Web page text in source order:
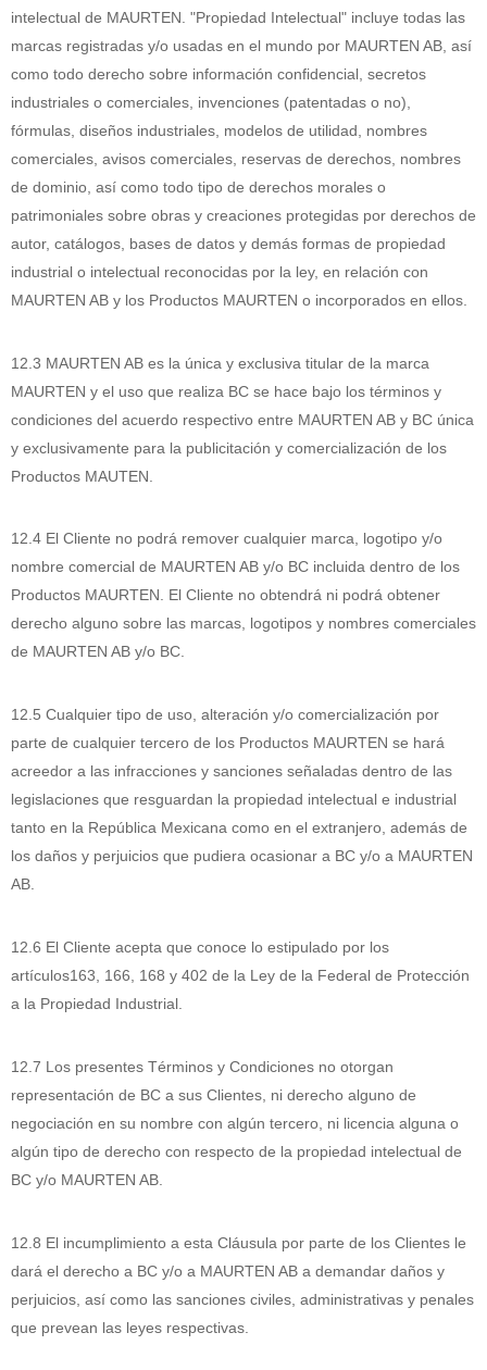
intelectual de MAURTEN. "Propiedad Intelectual" incluye todas las
marcas registradas y/o usadas en el mundo por MAURTEN AB, así
como todo derecho sobre información confidencial, secretos
industriales o comerciales, invenciones (patentadas o no),
fórmulas, diseños industriales, modelos de utilidad, nombres
comerciales, avisos comerciales, reservas de derechos, nombres
de dominio, así como todo tipo de derechos morales o
patrimoniales sobre obras y creaciones protegidas por derechos de
autor, catálogos, bases de datos y demás formas de propiedad
industrial o intelectual reconocidas por la ley, en relación con
MAURTEN AB y los Productos MAURTEN o incorporados en ellos.
12.3 MAURTEN AB es la única y exclusiva titular de la marca
MAURTEN y el uso que realiza BC se hace bajo los términos y
condiciones del acuerdo respectivo entre MAURTEN AB y BC única
y exclusivamente para la publicitación y comercialización de los
Productos MAUTEN.
12.4 El Cliente no podrá remover cualquier marca, logotipo y/o
nombre comercial de MAURTEN AB y/o BC incluida dentro de los
Productos MAURTEN. El Cliente no obtendrá ni podrá obtener
derecho alguno sobre las marcas, logotipos y nombres comerciales
de MAURTEN AB y/o BC.
12.5 Cualquier tipo de uso, alteración y/o comercialización por
parte de cualquier tercero de los Productos MAURTEN se hará
acreedor a las infracciones y sanciones señaladas dentro de las
legislaciones que resguardan la propiedad intelectual e industrial
tanto en la República Mexicana como en el extranjero, además de
los daños y perjuicios que pudiera ocasionar a BC y/o a MAURTEN
AB.
12.6 El Cliente acepta que conoce lo estipulado por los
artículos163, 166, 168 y 402 de la Ley de la Federal de Protección
a la Propiedad Industrial.
12.7 Los presentes Términos y Condiciones no otorgan
representación de BC a sus Clientes, ni derecho alguno de
negociación en su nombre con algún tercero, ni licencia alguna o
algún tipo de derecho con respecto de la propiedad intelectual de
BC y/o MAURTEN AB.
12.8 El incumplimiento a esta Cláusula por parte de los Clientes le
dará el derecho a BC y/o a MAURTEN AB a demandar daños y
perjuicios, así como las sanciones civiles, administrativas y penales
que prevean las leyes respectivas.